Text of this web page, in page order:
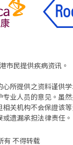
市民提供疾病资讯。
所提供之资料谨供
业人员的意见。虽
相关机构不会保證该
遗漏承担法律责任。
不得转载